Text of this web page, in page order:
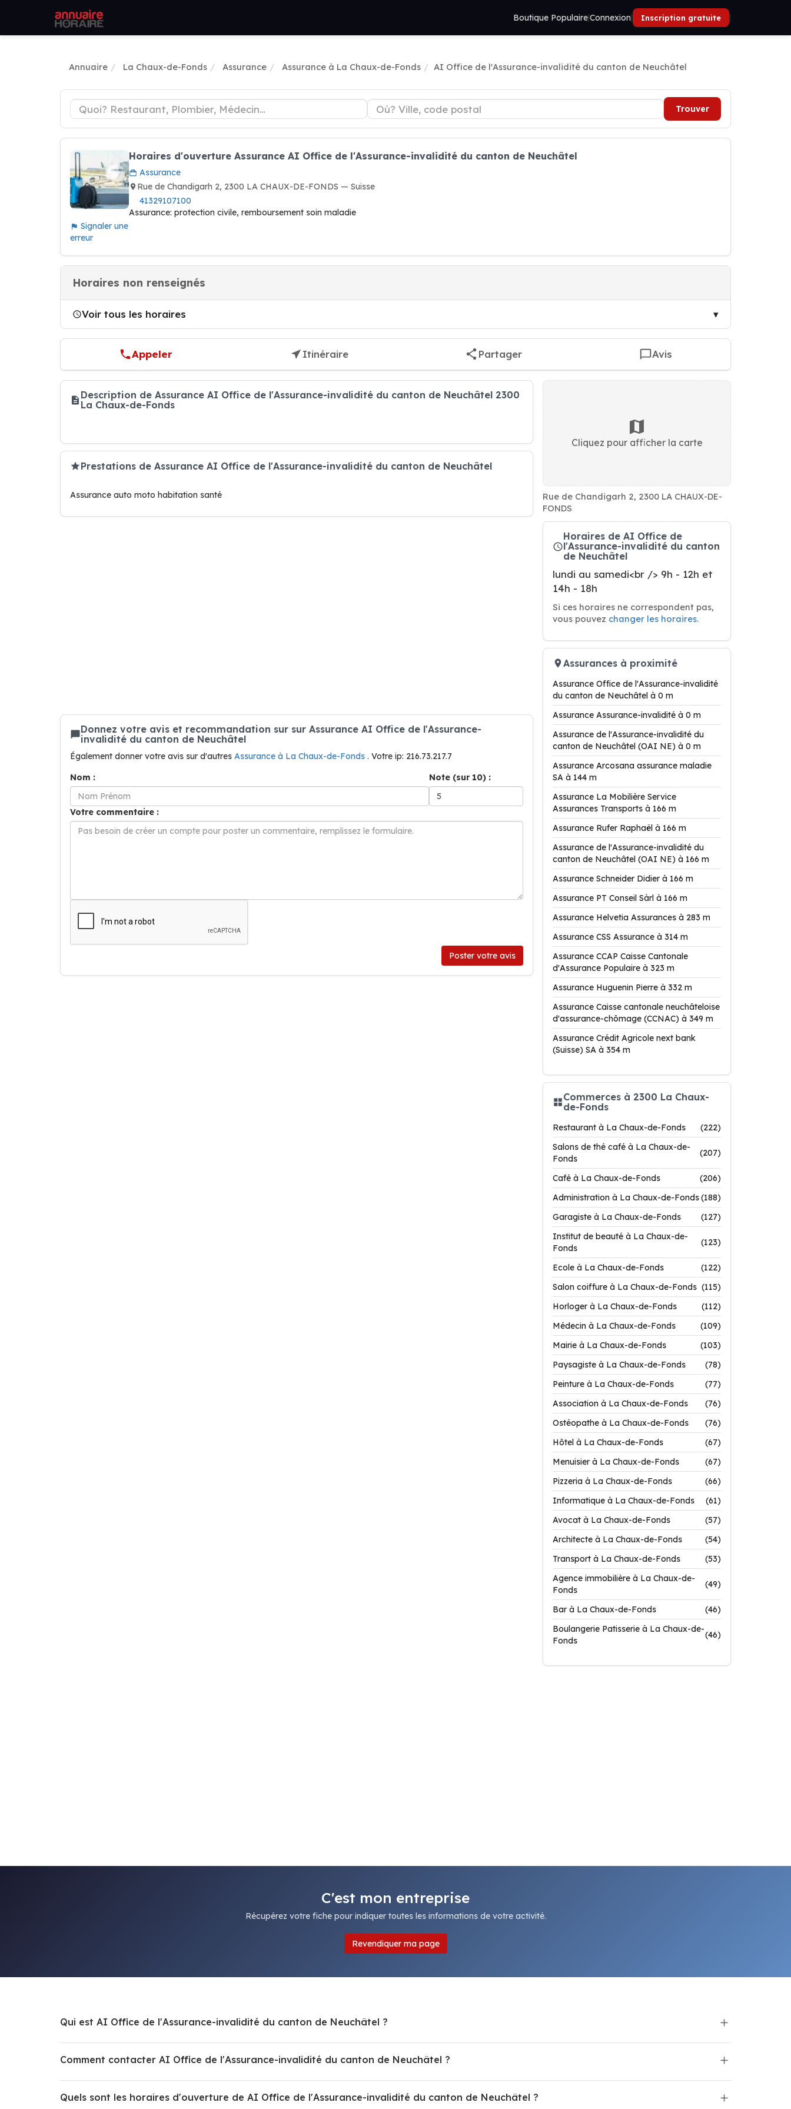
Boutique Populaire|Connexion| Inscription gratuite |
Annuaire La Chaux-de-Fonds Assurance Assurance à La Chaux-de-Fonds AI Office de l'Assurance-invalidité du canton de Neuchâtel
Trouver
Signaler une
erreur
Horaires d'ouverture Assurance AI Office de l'Assurance-invalidité du canton de Neuchâtel
Assurance
Rue de Chandigarh 2, 2300 LA CHAUX-DE-FONDS — Suisse
41329107100
Assurance: protection civile, remboursement soin maladie
Horaires non renseignés
Voir tous les horaires
Appeler Itinéraire Partager Avis
Description de Assurance AI Office de l'Assurance-invalidité du canton de Neuchâtel 2300
La Chaux-de-Fonds
Prestations de Assurance AI Office de l'Assurance-invalidité du canton de Neuchâtel
Assurance auto moto habitation santé
Donnez votre avis et recommandation sur sur Assurance AI Office de l'Assurance-
invalidité du canton de Neuchâtel
Également donner votre avis sur d'autres Assurance à La Chaux-de-Fonds . Votre ip: 216.73.217.7
Nom :
Note (sur 10) :
Votre commentaire :
Poster votre avis
Cliquez pour afficher la carte
Rue de Chandigarh 2, 2300 LA CHAUX-DE-
FONDS
Horaires de AI Office de
l'Assurance-invalidité du canton
de Neuchâtel
lundi au samedi<br /> 9h - 12h et
14h - 18h
Si ces horaires ne correspondent pas,
vous pouvez changer les horaires.
Assurances à proximité
Assurance Office de l'Assurance-invalidité
du canton de Neuchâtel à 0 m
Assurance Assurance-invalidité à 0 m
Assurance de l'Assurance-invalidité du
canton de Neuchâtel (OAI NE) à 0 m
Assurance Arcosana assurance maladie
SA à 144 m
Assurance La Mobilière Service
Assurances Transports à 166 m
Assurance Rufer Raphaël à 166 m
Assurance de l'Assurance-invalidité du
canton de Neuchâtel (OAI NE) à 166 m
Assurance Schneider Didier à 166 m
Assurance PT Conseil Sàrl à 166 m
Assurance Helvetia Assurances à 283 m
Assurance CSS Assurance à 314 m
Assurance CCAP Caisse Cantonale
d'Assurance Populaire à 323 m
Assurance Huguenin Pierre à 332 m
Assurance Caisse cantonale neuchâteloise
d'assurance-chômage (CCNAC) à 349 m
Assurance Crédit Agricole next bank
(Suisse) SA à 354 m
Commerces à 2300 La Chaux-
de-Fonds
Restaurant à La Chaux-de-Fonds
(222)
Salons de thé café à La Chaux-de-
Fonds
(207)
Café à La Chaux-de-Fonds
(206)
Administration à La Chaux-de-Fonds(188)
Garagiste à La Chaux-de-Fonds
(127)
Institut de beauté à La Chaux-de-
Fonds
(123)
Ecole à La Chaux-de-Fonds
(122)
Salon coiffure à La Chaux-de-Fonds (115)
Horloger à La Chaux-de-Fonds
(112)
Médecin à La Chaux-de-Fonds
(109)
Mairie à La Chaux-de-Fonds
(103)
Paysagiste à La Chaux-de-Fonds
(78)
Peinture à La Chaux-de-Fonds
(77)
Association à La Chaux-de-Fonds
(76)
Ostéopathe à La Chaux-de-Fonds
(76)
Hôtel à La Chaux-de-Fonds
(67)
Menuisier à La Chaux-de-Fonds
(67)
Pizzeria à La Chaux-de-Fonds
(66)
Informatique à La Chaux-de-Fonds
(61)
Avocat à La Chaux-de-Fonds
(57)
Architecte à La Chaux-de-Fonds
(54)
Transport à La Chaux-de-Fonds
(53)
Agence immobilière à La Chaux-de-
Fonds
(49)
Bar à La Chaux-de-Fonds
(46)
Boulangerie Patisserie à La Chaux-de-
Fonds
(46)
C'est mon entreprise
Récupérez votre fiche pour indiquer toutes les informations de votre activité.
Revendiquer ma page
Qui est AI Office de l'Assurance-invalidité du canton de Neuchâtel ?
Comment contacter AI Office de l'Assurance-invalidité du canton de Neuchâtel ?
Quels sont les horaires d'ouverture de AI Office de l'Assurance-invalidité du canton de Neuchâtel ?